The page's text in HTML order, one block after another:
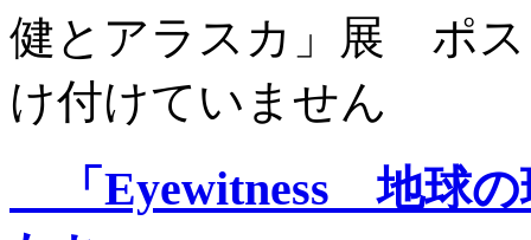
健とアラスカ」展 ポス
け付けていません
「Eyewitness 地球の